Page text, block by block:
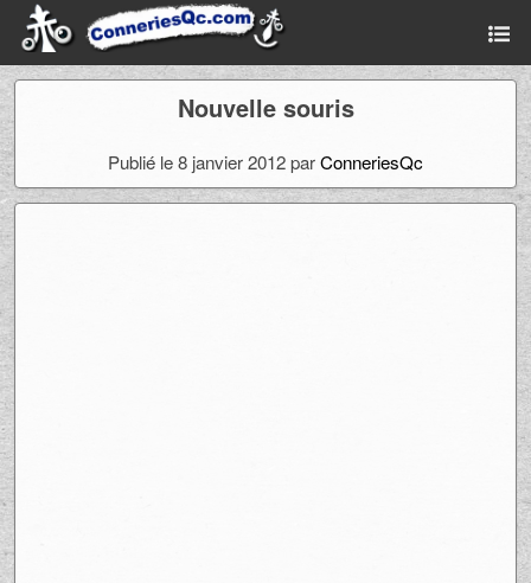
Nouvelle souris
Publié le 8 janvier 2012 parConneriesQc